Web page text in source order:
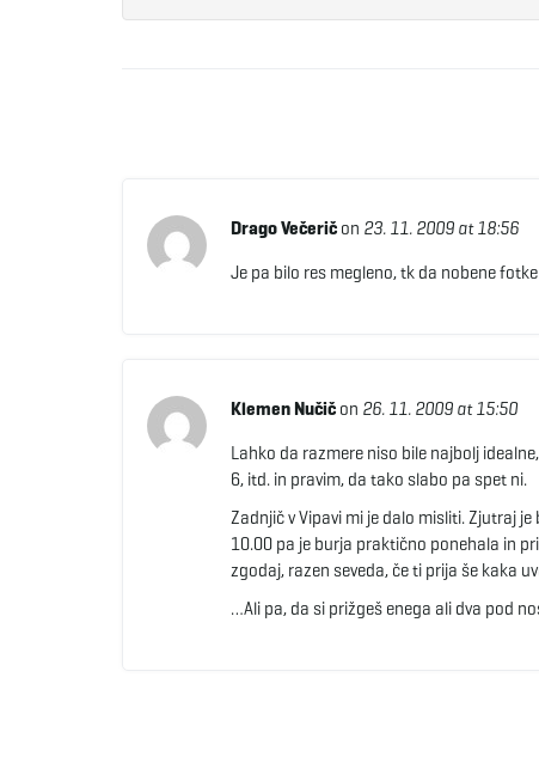
Drago Večeričon 23. 11. 2009 at 18:56
Je pa bilo res megleno, tk da nobene
Klemen Nučičon 26. 11. 2009 at 15:50
Lahko da razmere niso bile najbolj
6, itd. in pravim, da tako slabo pa spet ni.
Zadnjič v Vipavi mi je dalo misliti. Zjutraj
10.00 pa je burja praktično ponehala in
zgodaj, razen seveda, če ti prija še kaka
…Ali pa, da si prižgeš enega ali dva pod